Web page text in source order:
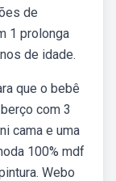
de
1 prolonga
de idade.
que o bebê
com 3
cama e uma
100% mdf
Webo